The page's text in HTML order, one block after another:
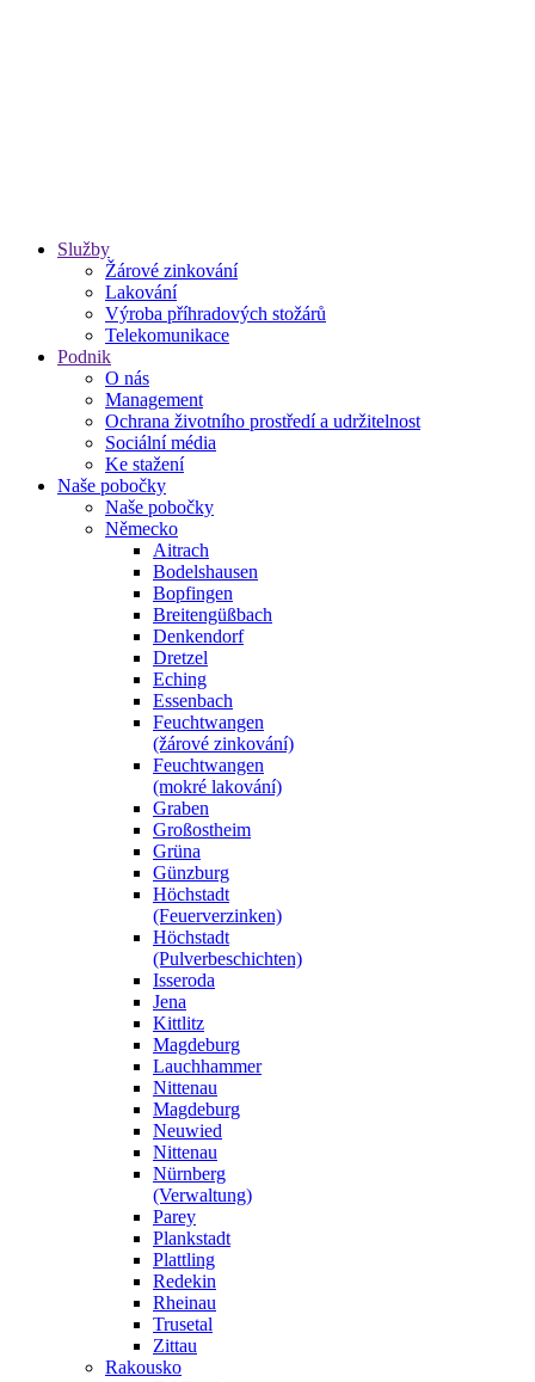
Služby
Žárové zinkování
Lakování
Výroba příhradových stožárů
Telekomunikace
Podnik
O nás
Management
Ochrana životního prostředí a udržitelnost
Sociální média
Ke stažení
Naše pobočky
Naše pobočky
Německo
Aitrach
Bodelshausen
Bopfingen
Breitengüßbach
Denkendorf
Dretzel
Eching
Essenbach
Feuchtwangen
(žárové zinkování)
Feuchtwangen
(mokré lakování)
Graben
Großostheim
Grüna
Günzburg
Höchstadt
(Feuerverzinken)
Höchstadt
(Pulverbeschichten)
Isseroda
Jena
Kittlitz
Magdeburg
Lauchhammer
Nittenau
Magdeburg
Neuwied
Nittenau
Nürnberg
(Verwaltung)
Parey
Plankstadt
Plattling
Redekin
Rheinau
Trusetal
Zittau
Rakousko